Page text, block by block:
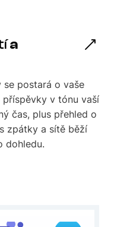
a
se postará o vaše
příspěvky v tónu vaší
čas, plus přehled o
zpátky a sítě běží
dohledu.